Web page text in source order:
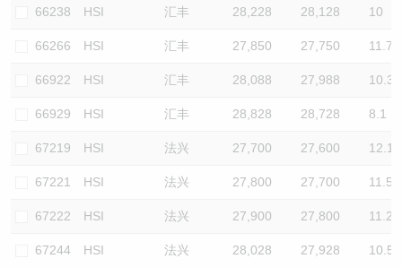
66238 HSI 汇丰 28,228 28,128 10
66266 HSI 汇丰 27,850 27,750 11.7
66922 HSI 汇丰 28,088 27,988 10.3
66929 HSI 汇丰 28,828 28,728 8.1
67219 HSI 法兴 27,700 27,600 12.1
67221 HSI 法兴 27,800 27,700 11.5
67222 HSI 法兴 27,900 27,800 11.2
67244 HSI 法兴 28,028 27,928 10.5